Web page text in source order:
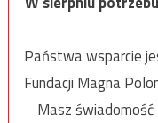
Państwa wsparcie
Fundacji Magna
Masz